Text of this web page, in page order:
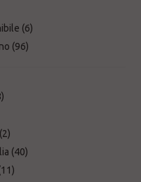
(16)
(6)
(96)
(2)
(40)